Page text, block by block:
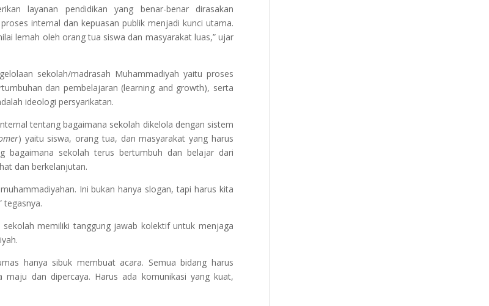
layanan pendidikan yang benar-benar dirasakan
internal dan kepuasan publik menjadi kunci utama.
lemah oleh orang tua siswa dan masyarakat luas,” ujar
sekolah/madrasah Muhammadiyah yaitu proses
dan pembelajaran (learning and growth), serta
ideologi persyarikatan.
tentang bagaimana sekolah dikelola dengan sistem
) yaitu siswa, orang tua, dan masyarakat yang harus
bagaimana sekolah terus bertumbuh dan belajar dari
dan berkelanjutan.
Ini bukan hanya slogan, tapi harus kita
tegasnya.
memiliki tanggung jawab kolektif untuk menjaga
hanya sibuk membuat acara. Semua bidang harus
dan dipercaya. Harus ada komunikasi yang kuat,